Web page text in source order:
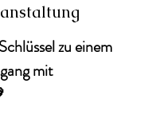
zu einem
mit